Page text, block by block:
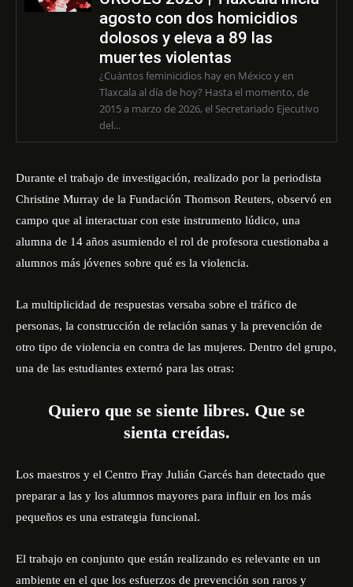
agosto con dos homicidios
dolosos y eleva a 89 las
muertes violentas
¿Cuántos feminicidios hay en México y en
Tlaxcala al día de hoy? Hasta el momento, de
2015 a marzo de 2026, el Secretariado Ejecutivo
del...
Durante el trabajo de investigación, realizado por la periodista
Christine Murray de la Fundación Thomson Reuters, observó en
campo que al interactuar con este instrumento lúdico, una
alumna de 14 años asumiendo el rol de profesora cuestionaba a
alumnos más jóvenes sobre qué es la violencia.
La multiplicidad de respuestas versaba sobre el tráfico de
personas, la construcción de relación sanas y la prevención de
otro tipo de violencia en contra de las mujeres. Dentro del grupo,
una de las estudiantes externó para las otras:
Quiero que se siente libres. Que se
sienta creídas.
Los maestros y el Centro Fray Julián Garcés han detectado que
preparar a las y los alumnos mayores para influir en los más
pequeños es una estrategia funcional.
El trabajo en conjunto que están realizando es relevante en un
ambiente en el que los esfuerzos de prevención son raros y